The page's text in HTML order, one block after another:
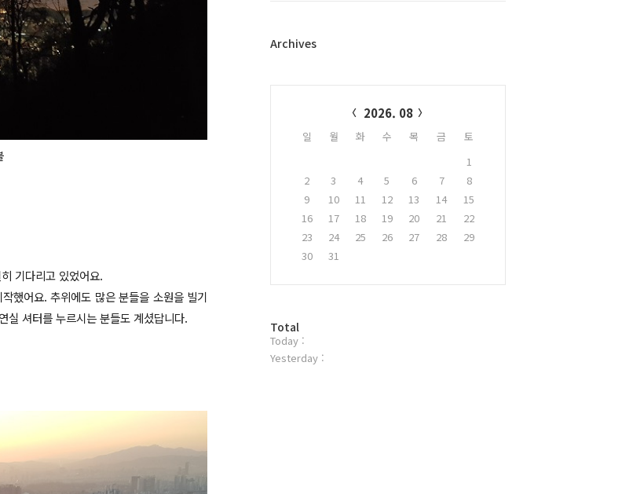
기다리고 있었어요.
했어요. 추위에도 많은 분들을 소원을 빌기
실 셔터를 누르시는 분들도 계셨답니다.
플
Archives
2026. 08
일 월 화 수 목 금
토
1
2
3 4 5 6 7
8
9
10 11 12 13 14
15
16
17 18 19 20 21
22
23
24 25 26 27 28
29
30
31
방
문
자
Total
Today :
Yesterday :